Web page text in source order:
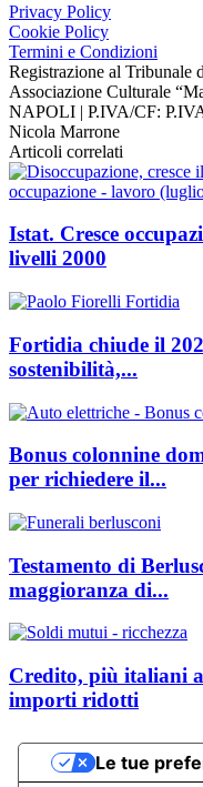
Privacy Policy
Cookie Policy
Termini e Condizioni
Registrazione al Tribunale
Associazione Culturale
NAPOLI | P.IVA/CF:
Nicola Marrone
Articoli correlati
Istat. Cresce
livelli 2000
Fortidia chiude il
sostenibilità,...
Bonus colonnine
per richiedere il...
Testamento di
maggioranza di...
Credito, più italiani
importi ridotti
Le tue